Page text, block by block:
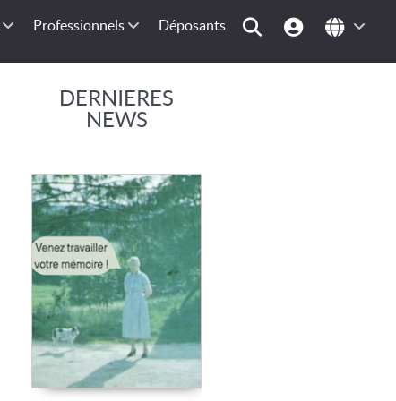
Professionnels Déposants
DERNIERES
NEWS